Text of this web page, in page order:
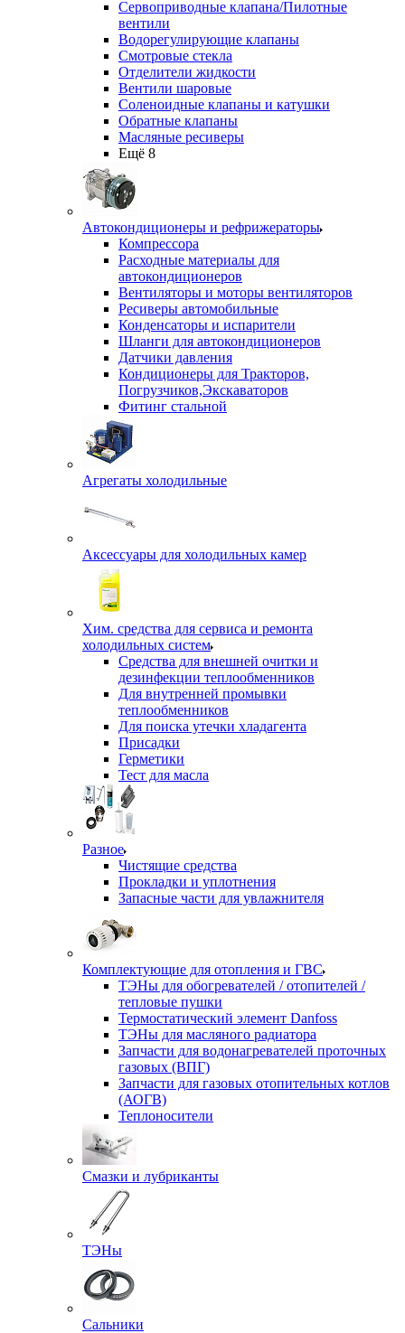
Сервоприводные клапана/Пилотные
вентили
Водорегулирующие клапаны
Смотровые стекла
Отделители жидкости
Вентили шаровые
Соленоидные клапаны и катушки
Обратные клапаны
Масляные ресиверы
Ещё 8
Автокондиционеры и рефрижераторы
Компрессора
Расходные материалы для
автокондиционеров
Вентиляторы и моторы вентиляторов
Ресиверы автомобильные
Конденсаторы и испарители
Шланги для автокондиционеров
Датчики давления
Кондиционеры для Тракторов,
Погрузчиков,Экскаваторов
Фитинг стальной
Агрегаты холодильные
Аксессуары для холодильных камер
Хим. средства для сервиса и ремонта
холодильных систем
Средства для внешней очитки и
дезинфекции теплообменников
Для внутренней промывки
теплообменников
Для поиска утечки хладагента
Присадки
Герметики
Тест для масла
Разное
Чистящие средства
Прокладки и уплотнения
Запасные части для увлажнителя
Комплектующие для отопления и ГВС
ТЭНы для обогревателей / отопителей /
тепловые пушки
Термостатический элемент Danfoss
ТЭНы для масляного радиатора
Запчасти для водонагревателей проточных
газовых (ВПГ)
Запчасти для газовых отопительных котлов
(АОГВ)
Теплоносители
Смазки и лубриканты
ТЭНы
Сальники